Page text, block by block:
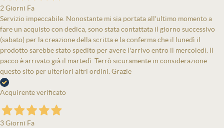
2 Giorni Fa
Servizio impeccabile. Nonostante mi sia portata all'ultimo momento a
fare un acquisto con dedica, sono stata contattata il giorno successivo
(sabato) per la creazione della scritta e la conferma che il lunedì il
prodotto sarebbe stato spedito per avere l'arrivo entro il mercoledì. Il
pacco è arrivato già il martedì. Terrò sicuramente in considerazione
questo sito per ulteriori altri ordini. Grazie
Acquirente verificato
3 Giorni Fa